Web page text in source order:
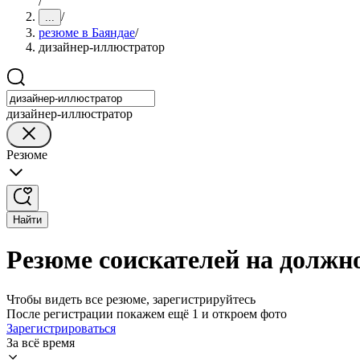
... /
резюме в Баяндае/
дизайнер-иллюстратор
дизайнер-иллюстратор
Резюме
Найти
Резюме соискателей на
Чтобы видеть все резюме, зарегистрируйтесь
После регистрации покажем ещё 1 и откроем фото
Зарегистрироваться
За всё время